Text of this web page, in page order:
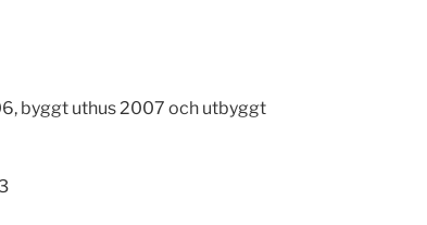
byggt uthus 2007 och utbyggt